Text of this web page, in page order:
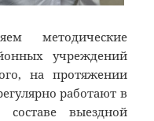
методические
учреждений
на протяжении
работают в
составе выездной